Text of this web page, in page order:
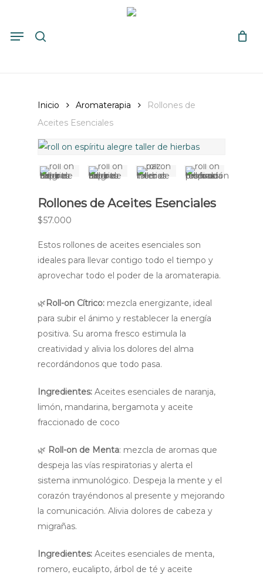
main
Menu Cart
Inicio Aromaterapia
Rollones de
Aceites Esenciales
Rollones de Aceites Esenciales
$57.000
Estos rollones de aceites esenciales son
ideales para llevar contigo todo el tiempo y
aprovechar todo el poder de la aromaterapia.
🌿Roll-on Cítrico: mezcla energizante, ideal
para subir el ánimo y restablecer la energía
positiva. Su aroma fresco estimula la
creatividad y alivia los dolores del alma
recordándonos que todo pasa.
Ingredientes: Aceites esenciales de naranja,
limón, mandarina, bergamota y aceite
fraccionado de coco
🌿 Roll-on de Menta: mezcla de aromas que
despeja las vías respiratorias y alerta el
sistema inmunológico. Despeja la mente y el
corazón trayéndonos al presente y mejorando
la comunicación. Alivia dolores de cabeza y
migrañas.
Ingredientes: Aceites esenciales de menta,
romero, eucalipto, árbol de té y aceite